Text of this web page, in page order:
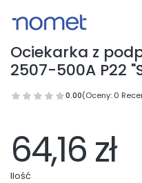
Ociekarka z
2507-500A P22
0.00(Oceny: 0
64,16 zł
Ilość